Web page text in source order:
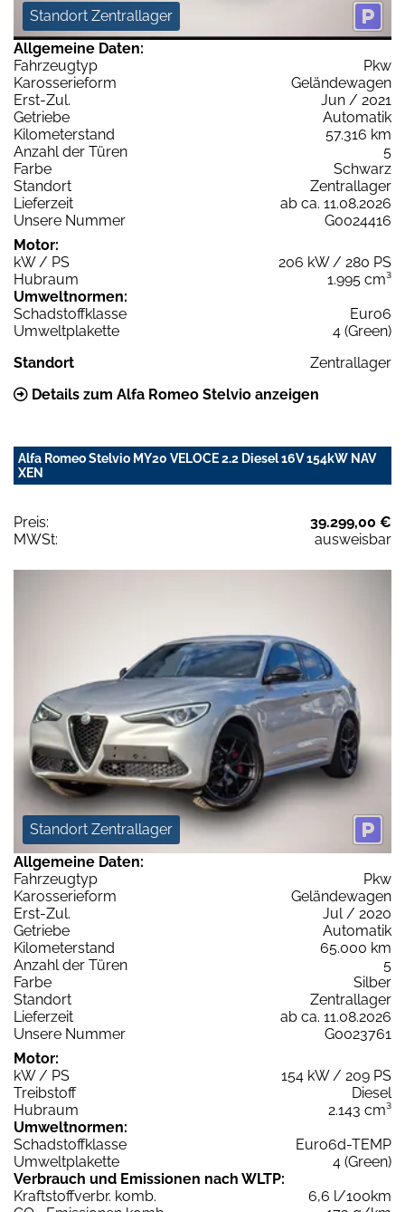
Standort Zentrallager
Allgemeine Daten:
Fahrzeugtyp
Pkw
Karosserieform
Geländewagen
Erst-Zul.
Jun / 2021
Getriebe
Automatik
Kilometerstand
57.316 km
Anzahl der Türen
5
Farbe
Schwarz
Standort
Zentrallager
Lieferzeit
ab ca. 11.08.2026
Unsere Nummer
G0024416
Motor:
kW / PS
206 kW / 280 PS
Hubraum
1.995 cm³
Umweltnormen:
Schadstoffklasse
Euro6
Umweltplakette
4 (Green)
Standort
Zentrallager
Details zum Alfa Romeo Stelvio anzeigen
Alfa Romeo Stelvio MY20 VELOCE 2.2 Diesel 16V 154kW NAV
XEN
Preis:
39.299,00 €
MWSt:
ausweisbar
Standort Zentrallager
Allgemeine Daten:
Fahrzeugtyp
Pkw
Karosserieform
Geländewagen
Erst-Zul.
Jul / 2020
Getriebe
Automatik
Kilometerstand
65.000 km
Anzahl der Türen
5
Farbe
Silber
Standort
Zentrallager
Lieferzeit
ab ca. 11.08.2026
Unsere Nummer
G0023761
Motor:
kW / PS
154 kW / 209 PS
Treibstoff
Diesel
Hubraum
2.143 cm³
Umweltnormen:
Schadstoffklasse
Euro6d-TEMP
Umweltplakette
4 (Green)
Verbrauch und Emissionen nach WLTP:
Kraftstoffverbr. komb.
6,6 l/100km